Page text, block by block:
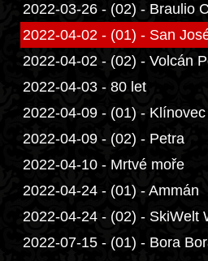
2022-03-26 - (02) - Braulio
2022-04-02 - (01) - San
2022-04-02 - (02) - Volcán
2022-04-03 - 80 let
2022-04-09 - (01) - Klínovec
2022-04-09 - (02) - Petra
2022-04-10 - Mrtvé moře
2022-04-24 - (01) - Ammán
2022-04-24 - (02) - SkiWelt
2022-07-15 - (01) - Bora